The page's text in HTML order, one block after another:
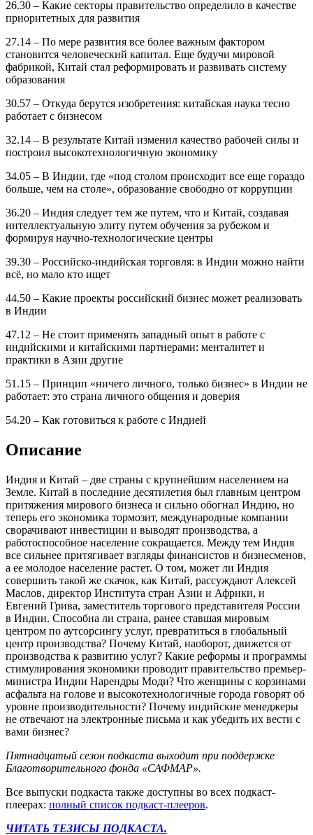
26.30 – Какие секторы правительство определило в качестве
приоритетных для развития
27.14 – По мере развития все более важным фактором
становится человеческий капитал. Еще будучи мировой
фабрикой, Китай стал реформировать и развивать систему
образования
30.57 – Откуда берутся изобретения: китайская наука тесно
работает с бизнесом
32.14 – В результате Китай изменил качество рабочей силы и
построил высокотехнологичную экономику
34.05 – В Индии, где «под столом происходит все еще гораздо
больше, чем на столе», образование свободно от коррупции
36.20 – Индия следует тем же путем, что и Китай, создавая
интеллектуальную элиту путем обучения за рубежом и
формируя научно-технологические центры
39.30 – Российско-индийская торговля: в Индии можно найти
всё, но мало кто ищет
44.50 – Какие проекты российский бизнес может реализовать
в Индии
47.12 – Не стоит применять западный опыт в работе с
индийскими и китайскими партнерами: менталитет и
практики в Азии другие
51.15 – Принцип «ничего личного, только бизнес» в Индии не
работает: это страна личного общения и доверия
54.20 – Как готовиться к работе с Индией
Описание
Индия и Китай – две страны с крупнейшим населением на
Земле. Китай в последние десятилетия был главным центром
притяжения мирового бизнеса и сильно обогнал Индию, но
теперь его экономика тормозит, международные компании
сворачивают инвестиции и выводят производства, а
работоспособное население сокращается. Между тем Индия
все сильнее притягивает взгляды финансистов и бизнесменов,
а ее молодое население растет. О том, может ли Индия
совершить такой же скачок, как Китай, рассуждают Алексей
Маслов, директор Института стран Азии и Африки, и
Евгений Грива, заместитель торгового представителя России
в Индии. Способна ли страна, ранее ставшая мировым
центром по аутсорсингу услуг, превратиться в глобальный
центр производства? Почему Китай, наоборот, движется от
производства к развитию услуг? Какие реформы и программы
стимулирования экономики проводит правительство премьер-
министра Индии Нарендры Моди? Что женщины с корзинами
асфальта на голове и высокотехнологичные города говорят об
уровне производительности? Почему индийские менеджеры
не отвечают на электронные письма и как убедить их вести с
вами бизнес?
Пятнадцатый сезон подкаста выходит при поддержке
Благотворительного фонда «САФМАР».
Все выпуски подкаста также доступны во всех подкаст-
плеерах: полный список подкаст-плееров.
ЧИТАТЬ ТЕЗИСЫ ПОДКАСТА.